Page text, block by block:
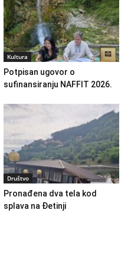
Kultura
Potpisan ugovor o
sufinansiranju NAFFIT 2026.
Društvo
Pronađena dva tela kod
splava na Đetinji